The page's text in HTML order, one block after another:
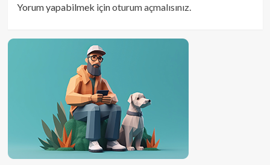
Yorum yapabilmek içinoturum açmalısınız.